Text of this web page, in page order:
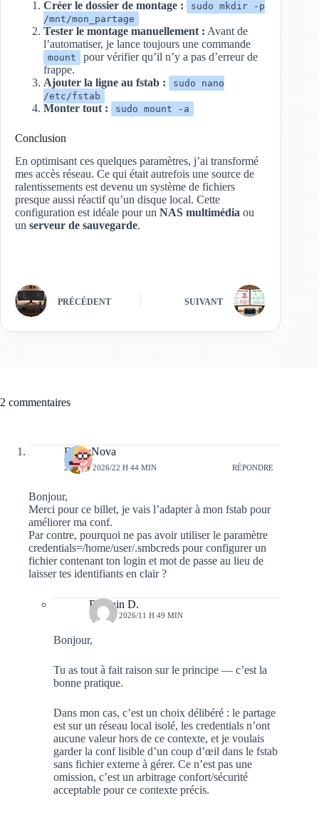
Créer le dossier de montage :
sudo mkdir -p
/mnt/mon_partage
Tester le montage manuellement : Avant de
l’automatiser, je lance toujours une commande
mount
pour vérifier qu’il n’y a pas d’erreur de
frappe.
Ajouter la ligne au fstab :
sudo nano
/etc/fstab
Monter tout : sudo mount -a
Conclusion
En optimisant ces quelques paramètres, j’ai transformé
mes accès réseau. Ce qui était autrefois une source de
ralentissements est devenu un système de fichiers
presque aussi réactif qu’un disque local. Cette
configuration est idéale pour un NAS multimédia ou
un serveur de sauvegarde.
PRÉCÉDENT SUIVANT
2 commentaires
DustyNova
28 MAI 2026/22 H 44 MIN RÉPONDRE
Bonjour,
Merci pour ce billet, je vais l’adapter à mon fstab pour
améliorer ma conf.
Par contre, pourquoi ne pas avoir utiliser le paramètre
credentials=/home/user/.smbcreds pour configurer un
fichier contenant ton login et mot de passe au lieu de
laisser tes identifiants en clair ?
Romain D.
11 JUIN 2026/11 H 49 MIN
Bonjour,
Tu as tout à fait raison sur le principe — c’est la
bonne pratique.
Dans mon cas, c’est un choix délibéré : le partage
est sur un réseau local isolé, les credentials n’ont
aucune valeur hors de ce contexte, et je voulais
garder la conf lisible d’un coup d’œil dans le fstab
sans fichier externe à gérer. Ce n’est pas une
omission, c’est un arbitrage confort/sécurité
acceptable pour ce contexte précis.